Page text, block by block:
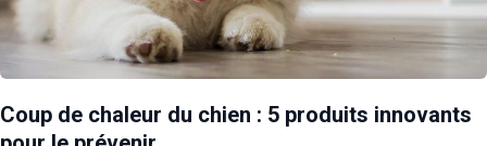
Coup de chaleur du chien : 5 produits innovants